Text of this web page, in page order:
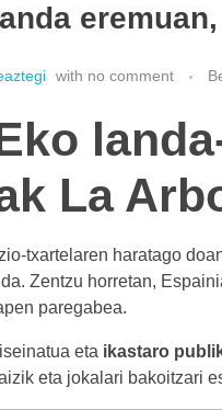
with no comment
La
txartelaren haratago
Zentzu horretan,
paregabea.
eta ikastaro
eta jokalari bakoitzari